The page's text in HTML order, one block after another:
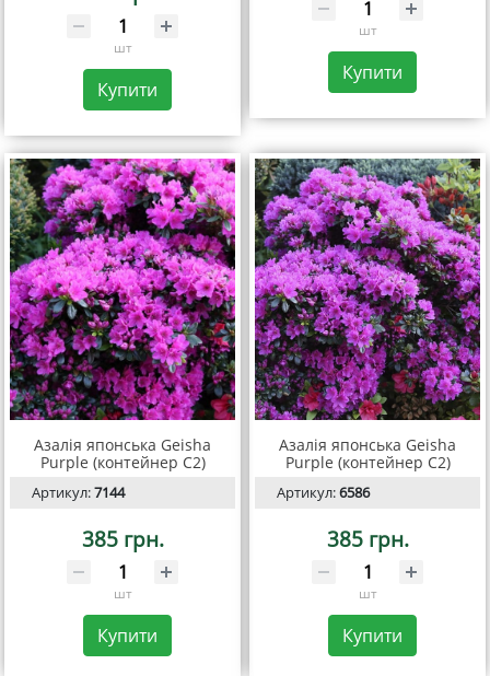
шт
Купити
шт
Купити
Азалія японська Geisha
Purple (контейнер С2)
Артикул:7144
385 грн.
шт
Купити
Азалія японська Geisha
Purple (контейнер С2)
Артикул:6586
385 грн.
шт
Купити